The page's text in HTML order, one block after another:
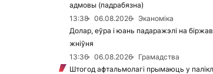
адмовы (падрабязна)
13:38
06.08.2026
Эканоміка
Долар, еўра і юань падаражэлі на
жніўня
13:36
06.08.2026
Грамадства
Штогод афтальмолагі прымаюць у